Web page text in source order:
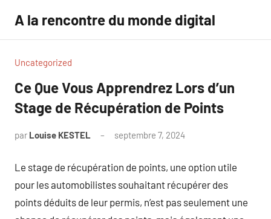
contenu
A la rencontre du monde digital
Uncategorized
Ce Que Vous Apprendrez Lors d’un
Stage de Récupération de Points
par Louise KESTEL septembre 7, 2024
Le stage de récupération de points, une option utile
pour les automobilistes souhaitant récupérer des
points déduits de leur permis, n’est pas seulement une